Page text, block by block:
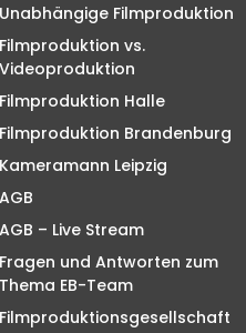
Unabhängige Filmproduktion
Filmproduktion vs.
Videoproduktion
Filmproduktion Halle
Filmproduktion Brandenburg
Kameramann Leipzig
AGB
AGB – Live Stream
Fragen und Antworten zum
Thema EB-Team
Filmproduktionsgesellschaft